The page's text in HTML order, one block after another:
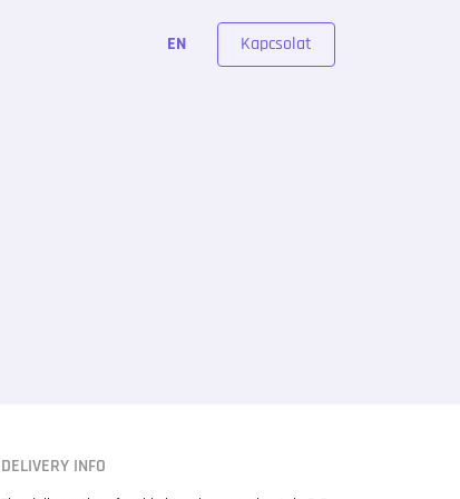
EN Kapcsolat
DELIVERY INFO